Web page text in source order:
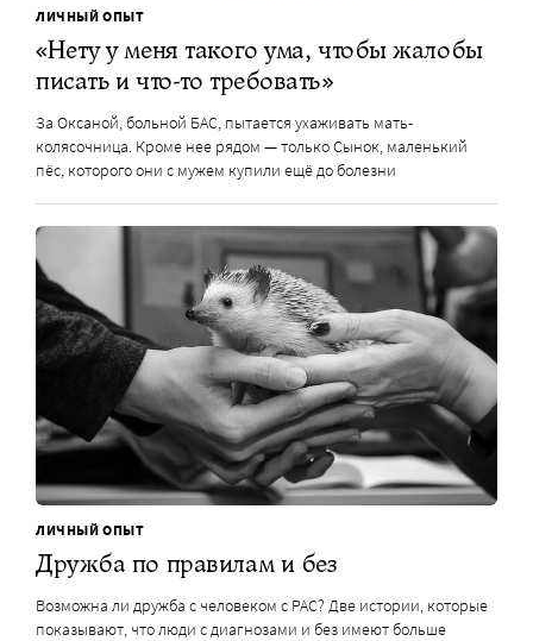
ЛИЧНЫЙ ОПЫТ
«Нету у меня такого ума, чтобы жалобы
писать и что-то требовать»
За Оксаной, больной БАС, пытается ухаживать мать-
колясочница. Кроме нее рядом — только Сынок, маленький
пёс, которого они с мужем купили ещё до болезни
ЛИЧНЫЙ ОПЫТ
Дружба по правилам и без
Возможна ли дружба с человеком с РАС? Две истории, которые
показывают, что люди с диагнозами и без имеют больше